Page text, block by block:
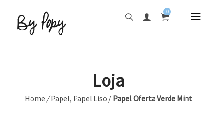
0
Loja
Home /Papel, Papel Liso / Papel Oferta Verde Mint